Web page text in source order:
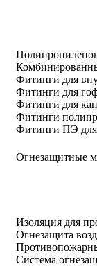
Фитинги для
Фитинги для
Фитинги для
Фитинги
Фитинги ПЭ для
Огнезащитные
Изоляция для
Огнезащита
Система